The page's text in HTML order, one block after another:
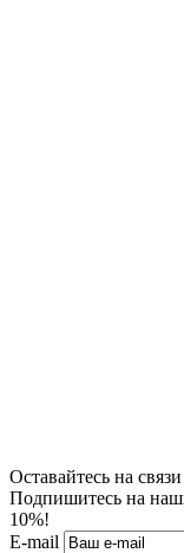
Оставайтесь на связи
Подпишитесь на
10%!
E-mail